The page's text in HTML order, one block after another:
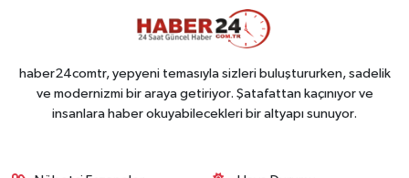
haber24comtr, yepyeni temasıyla sizleri buluştururken, sadelik
ve modernizmi bir araya getiriyor. Şatafattan kaçınıyor ve
insanlara haber okuyabilecekleri bir altyapı sunuyor.